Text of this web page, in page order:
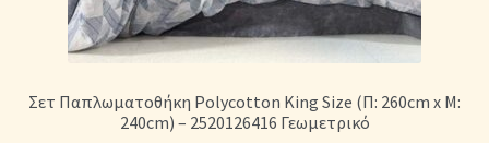
Σετ Παπλωματοθήκη Polycotton King Size (Π: 260cm x Μ:
240cm) – 2520126416 Γεωμετρικό